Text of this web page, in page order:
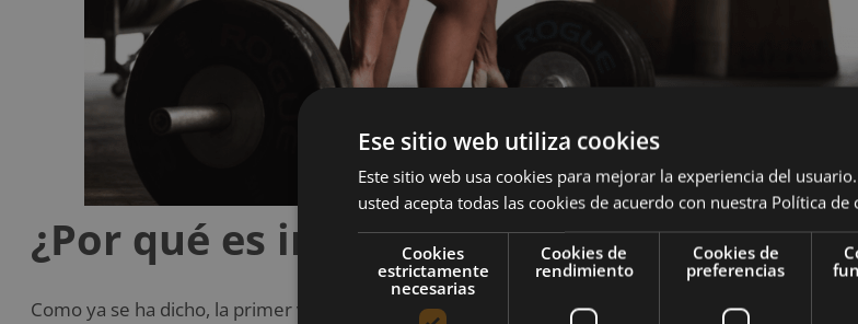
¿Por qué es importante entrenar el
Como ya se ha dicho, la primer ventaja evidente de tener un buen agarre es poder soportar
Ese sitio web utiliza cookies
Este sitio web usa cookies para mejorar la experiencia del
usted acepta todas las cookies de acuerdo con nuestra Política de
Cookies
estrictamente
necesarias
Cookies de
rendimiento
Cookies de
preferencias